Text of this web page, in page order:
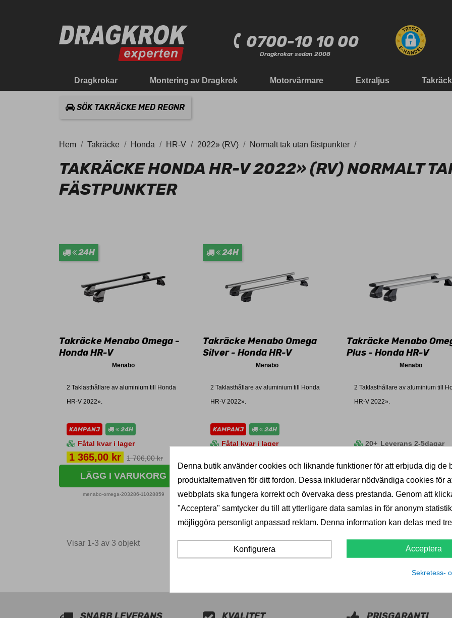
0700-10 10 00
Dragkrokar sedan 2008
Dragkrokar Montering av Dragkrok Motorvärmare Extraljus
SÖK TAKRÄCKE MED REGNR
Hem Takräcke Honda HR-V 2022» (RV) Normalt tak utan fästpunkter
TAKRÄCKE HONDA HR-V 2022» (RV) NORMALT
FÄSTPUNKTER
Takräcke Menabo Omega -
Honda HR-V
Menabo
2 Taklasthållare av aluminium till Honda
HR-V 2022».
24H
KAMPANJ 24H
Fåtal kvar i lager
Pris
1 365,00 kr 1 706,00 kr
LÄGG I VARUKORG
menabo-omega-203286-11028859
Takräcke Menabo Omega
Silver - Honda HR-V
Menabo
2 Taklasthållare av aluminium till Honda
HR-V 2022».
24H
KAMPANJ 24H
Fåtal kvar i lager
LÄGG I VARUKORG
menabo-omega-203289-11028859
Takräcke Menabo
Plus - Honda HR-V
Menabo
2 Taklasthållare av aluminium till
HR-V 2022».
20+ Leverans 2-5dagar
LÄGG I
menabo-omega-plus-212784-
Visar 1-3 av 3 objekt
Denna butik använder cookies och liknande funktioner för att erbjuda dig de
produktalternativen för ditt fordon. Dessa inkluderar nödvändiga cookies för
webbplats ska fungera korrekt och övervaka dess prestanda. Genom att
"Acceptera" samtycker du till att ytterligare data samlas in för anonym
möjliggöra personligt anpassad reklam. Denna information kan delas med
Acceptera
Konfigurera
Sekretess-